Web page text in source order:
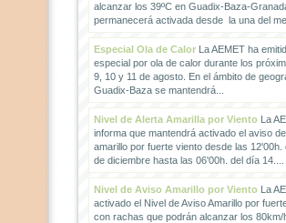
alcanzar los 39ºC en Guadix-Baza-
permanecerá activada desde la una del
Especial Ola de CalorLa AEMET ha
especial por ola de calor durante los
9, 10 y 11 de agosto. En el ámbito de
Guadix-Baza se mantendrá...
Nivel de Alerta Amarilla por VientoLa
informa que mantendrá activado el aviso
amarillo por fuerte viento desde las 12'00h.
de diciembre hasta las 06'00h. del día 14....
Nivel de Aviso Amarillo por VientoLa
activado el Nivel de Aviso Amarillo por
con rachas que podrán alcanzar los 80km/